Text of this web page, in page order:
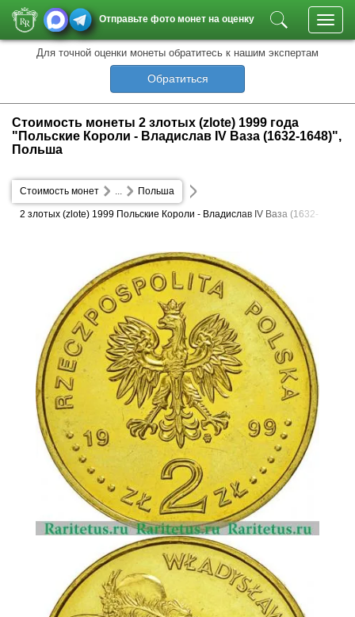
Отправьте фото монет на оценку
Для точной оценки монеты обратитесь к нашим экспертам
Обратиться
Стоимость монеты 2 злотых (zlote) 1999 года
"Польские Короли - Владислав IV Ваза (1632-1648)",
Польша
Стоимость монет Польша
...
2 злотых (zlote) 1999 Польские Короли - Владислав IV Ваза (1632-